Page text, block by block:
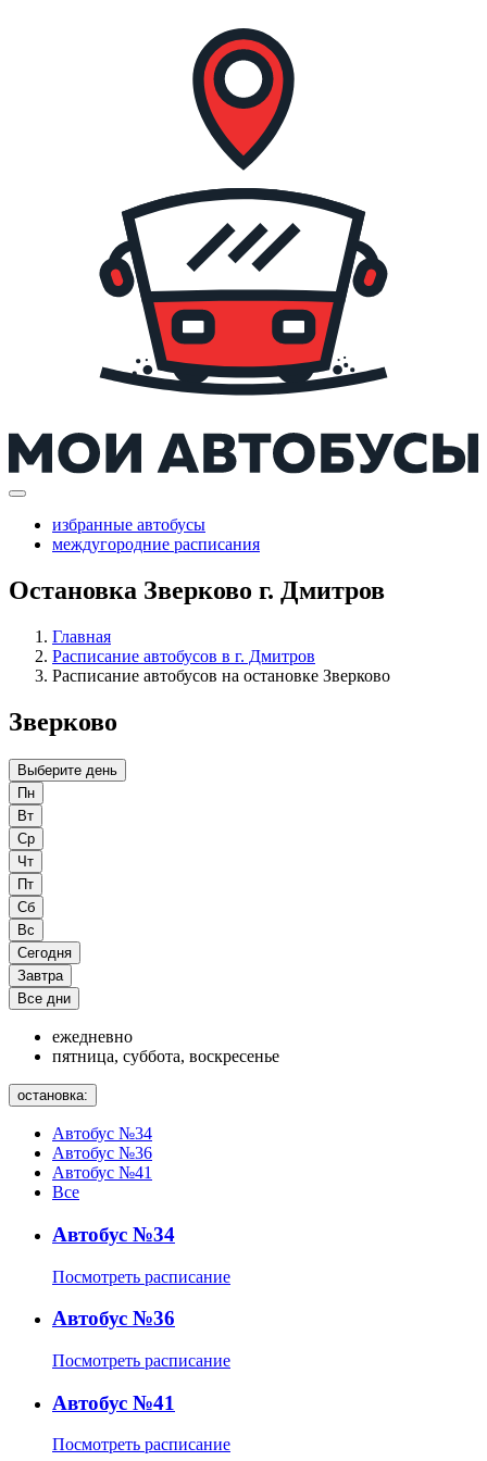
избранные автобусы
междугородние расписания
Остановка Зверково г. Дмитров
Главная
Расписание автобусов в г. Дмитров
Расписание автобусов на остановке Зверково
Зверково
Выберите день
Пн
Вт
Ср
Чт
Пт
Сб
Вс
Сегодня
Завтра
Все дни
ежедневно
пятница, суббота, воскресенье
остановка:
Автобус №34
Автобус №36
Автобус №41
Все
Автобус №34
Посмотреть расписание
Автобус №36
Посмотреть расписание
Автобус №41
Посмотреть расписание